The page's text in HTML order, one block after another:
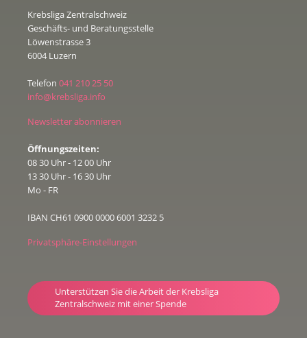
Krebsliga Zentralschweiz
Geschäfts- und Beratungsstelle
Löwenstrasse 3
6004 Luzern
Telefon 041 210 25 50
info@krebsliga.info
Newsletter abonnieren
Öffnungszeiten:
08 30 Uhr - 12 00 Uhr
13 30 Uhr - 16 30 Uhr
Mo - FR
IBAN CH61 0900 0000 6001 3232 5
Privatsphäre-Einstellungen
Unterstützen Sie die Arbeit der Krebsliga
Zentralschweiz mit einer Spende